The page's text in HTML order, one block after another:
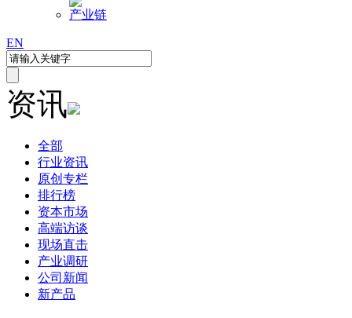
产业链
EN
资讯
全部
行业资讯
原创专栏
排行榜
资本市场
高端访谈
现场直击
产业调研
公司新闻
新产品